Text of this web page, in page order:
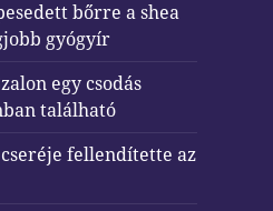
bőrre a shea
gyógyír
egy csodás
található
fellendítette az